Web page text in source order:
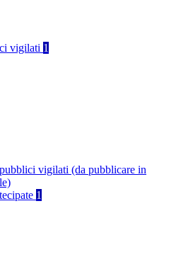
vigilati 1
vigilati (da pubblicare in
1